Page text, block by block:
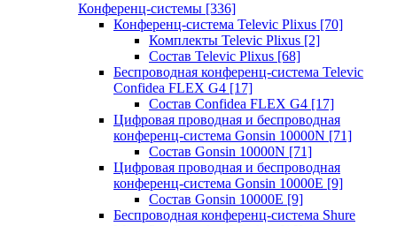
Конференц-системы [336]
Конференц-система Televic Plixus [70]
Комплекты Televic Plixus [2]
Состав Televic Plixus [68]
Беспроводная конференц-система Televic
Confidea FLEX G4 [17]
Состав Confidea FLEX G4 [17]
Цифровая проводная и беспроводная
конференц-система Gonsin 10000N [71]
Состав Gonsin 10000N [71]
Цифровая проводная и беспроводная
конференц-система Gonsin 10000E [9]
Состав Gonsin 10000E [9]
Беспроводная конференц-система Shure